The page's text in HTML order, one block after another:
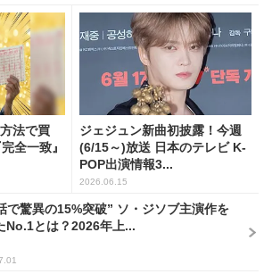
法で買
全一致』
ジェジュン新曲初披露！今週
(6/15～)放送 日本のテレビ K-
POP出演情報3...
2026.06.15
で驚異の15%突破” ソ・ジソブ主演作を
No.1とは？2026年上...